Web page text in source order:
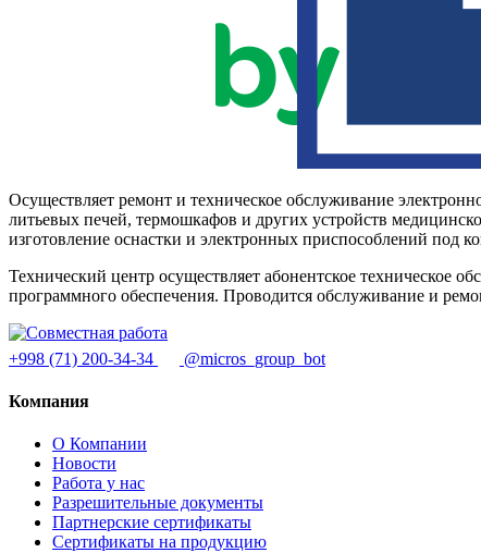
Осуществляет ремонт и техническое обслуживание
литьевых печей, термошкафов и других устройств
изготовление оснастки и электронных приспособлений под
Технический центр осуществляет абонентское техническое
программного обеспечения. Проводится обслуживание и
+998 (71) 200-34-34 @micros_group_bot
Компания
О Компании
Новости
Работа у нас
Разрешительные документы
Партнерские сертификаты
Сертификаты на продукцию